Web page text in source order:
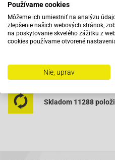
Pri objednaní do
Na trhu od roku 2007
Skladom 11288
Používame cookies
Môžeme ich umiestniť na analýzu
zlepšenie našich webových stránok,
na poskytovanie skvelého zážitku z
cookies používame otvorené
Nie, uprav